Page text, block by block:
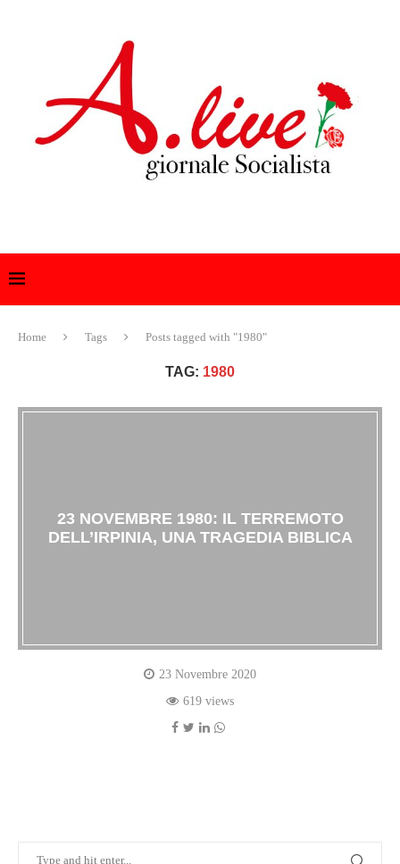
Home Tags Posts tagged with "1980"
TAG: 1980
23 NOVEMBRE 1980: IL TERREMOTO
DELL’IRPINIA, UNA TRAGEDIA BIBLICA
23 Novembre 2020
619 views